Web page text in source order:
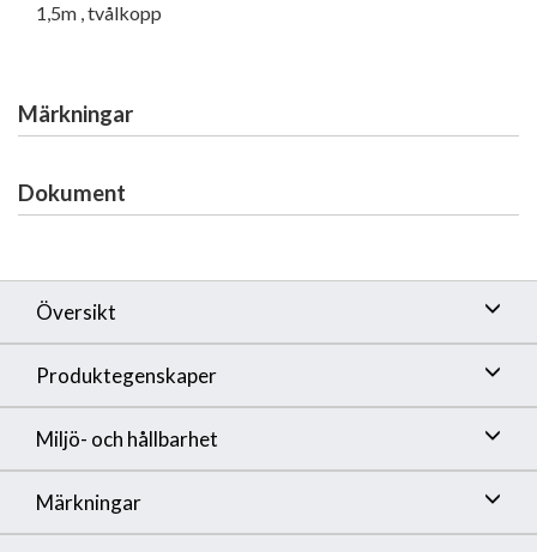
1,5m , tvålkopp
Märkningar
Dokument
Översikt
Produktegenskaper
Miljö- och hållbarhet
Märkningar